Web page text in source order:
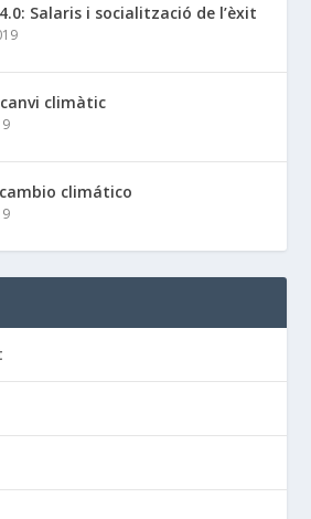
Salaris i socialització de l’èxit
climàtic
climático